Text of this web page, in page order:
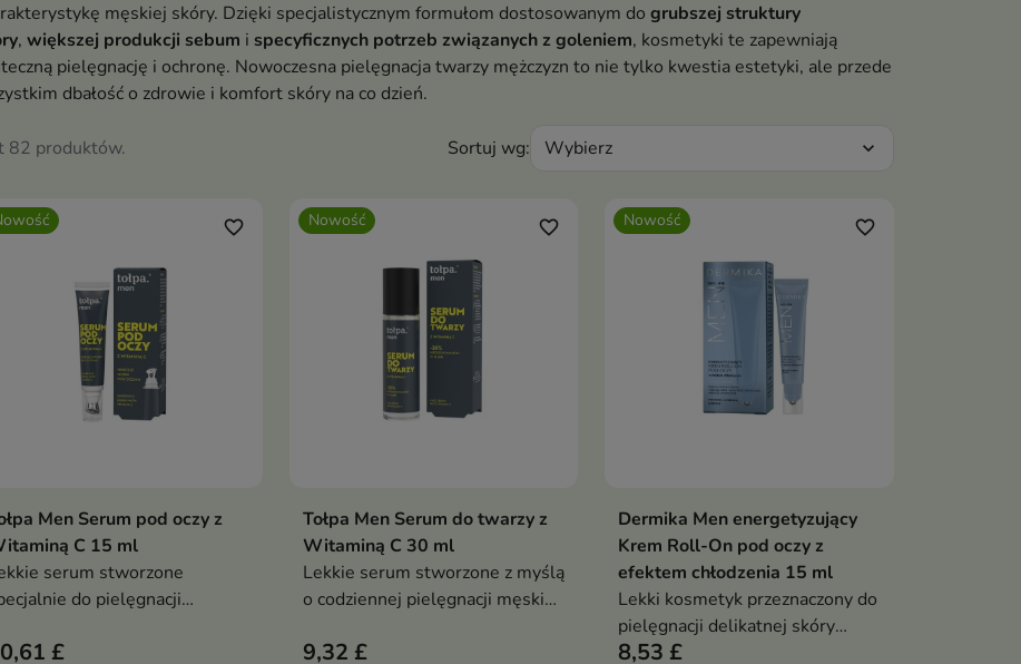
męskiej skóry. Dzięki specjalistycznym formułom dostosowanym do grubszej struktury
, większej produkcji sebum i specyficznych potrzeb związanych z goleniem, kosmetyki te zapewniają
pielęgnację i ochronę. Nowoczesna pielęgnacja twarzy mężczyzn to nie tylko kwestia estetyki, ale przede
dbałość o zdrowie i komfort skóry na co dzień.
82 produktów. Sortuj wg: Wybierz expand_more
Dodaj do koszyka
favorite_border
Men Serum pod oczy z
C 15 ml
serum stworzone
do pielęgnacji
£
Nowość
Dodaj do koszyka
favorite_border
Tołpa Men Serum do twarzy z
Witaminą C 30 ml
Lekkie serum stworzone z myślą
o codziennej pielęgnacji męskiej
9,32 £
Nowość
Dodaj do koszyka
favorite_border
Dermika Men energetyzujący
Krem Roll-On pod oczy z
efektem chłodzenia 15 ml
Lekki kosmetyk przeznaczony do
pielęgnacji delikatnej skóry
wokół oczu.
8,53 £